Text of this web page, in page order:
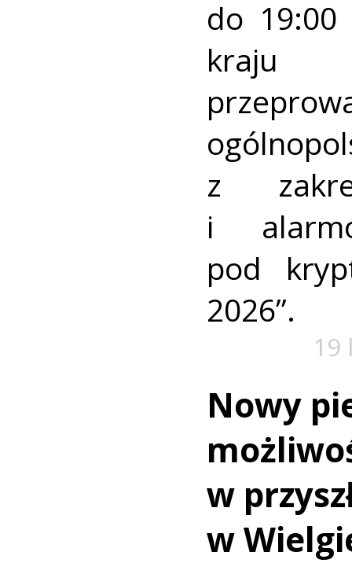
do 19:00
z
i
pod
2026”.
19
Nowy
w
w